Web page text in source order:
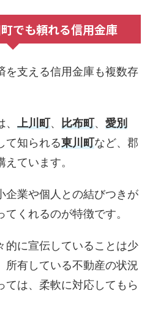
でも頼れる信用金庫
を支える信用金庫も複数存
、 上川町、 比布町、 愛別
て知られる東川町など、郡
ています。
企業や個人との結びつきが
くれるのが特徴です。
的に宣伝していることは少
所有している不動産の状況
ては、柔軟に対応してもら